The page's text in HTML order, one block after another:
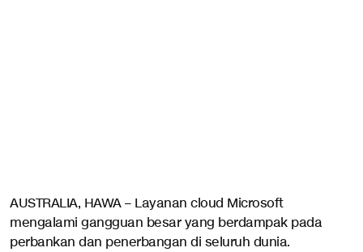
AUSTRALIA, HAWA – Layanan cloud Microsoft
mengalami gangguan besar yang berdampak pada
perbankan dan penerbangan di seluruh dunia.